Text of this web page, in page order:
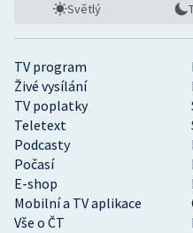
TV program
Živé vysílání
TV poplatky
Teletext
Podcasty
Počasí
E-shop
Mobilní a TV aplikace
Vše o ČT
Světlý